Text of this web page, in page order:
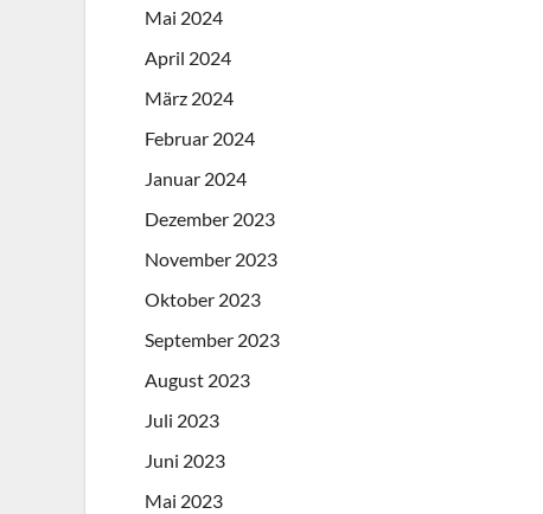
Mai 2024
April 2024
März 2024
Februar 2024
Januar 2024
Dezember 2023
November 2023
Oktober 2023
September 2023
August 2023
Juli 2023
Juni 2023
Mai 2023